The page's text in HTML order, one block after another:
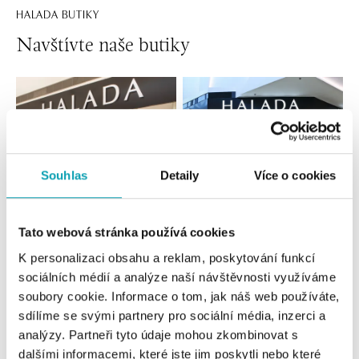
Souhlas Detaily Více o cookies
Tato webová stránka používá cookies
K personalizaci obsahu a reklam, poskytování funkcí
sociálních médií a analýze naší návštěvnosti využíváme
soubory cookie. Informace o tom, jak náš web používáte,
sdílíme se svými partnery pro sociální média, inzerci a
analýzy. Partneři tyto údaje mohou zkombinovat s
dalšími informacemi, které jste jim poskytli nebo které
HALADA BUTIKY
Navštívte naše butiky
Česko Slovensko
HALADA OC Eurovea, Bratislava
Pribinova 8, 811 09 Bratislava
tel.: +421 910 284 071
dnes otvorené od 10:00